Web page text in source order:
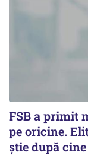
FSB a primit
pe oricine.
știe după